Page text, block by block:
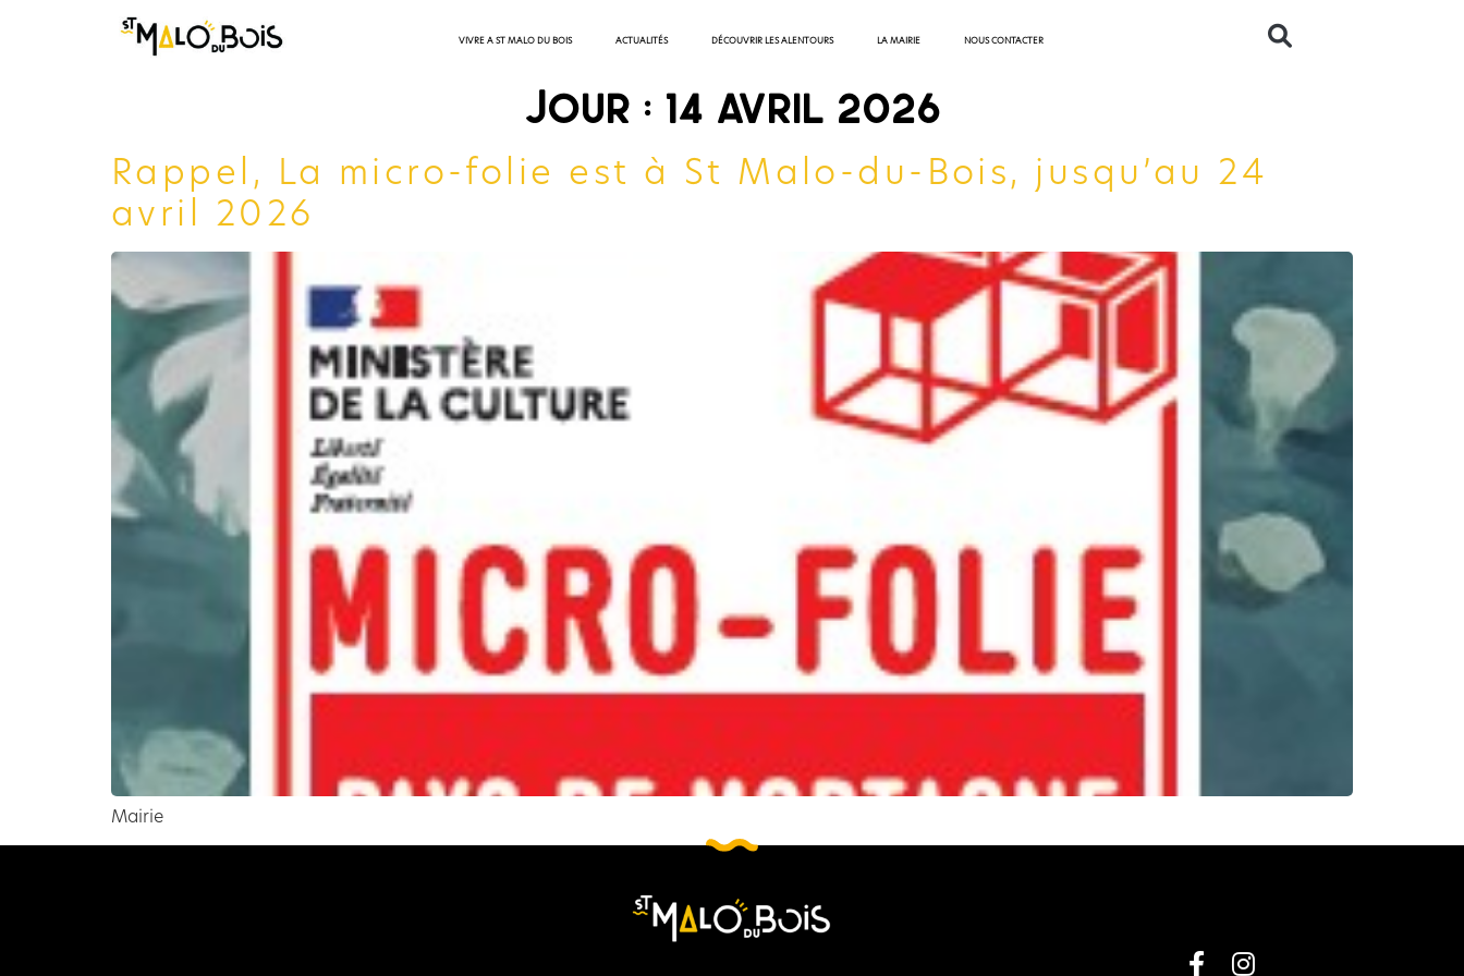
VIVRE A ST MALO DU BOIS ACTUALITÉS DÉCOUVRIR LES ALENTOURS LA MAIRIE NOUS CONTACTER
Jour : 14 avril 2026
Rappel, La micro-folie est à St Malo-du-Bois, jusqu’au 24
avril 2026
Mairie